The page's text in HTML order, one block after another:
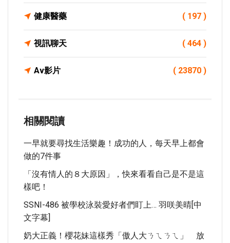
健康醫藥 ( 197 )
視訊聊天 ( 464 )
Av影片 ( 23870 )
相關閱讀
一早就要尋找生活樂趣！成功的人，每天早上都會
做的7件事
「沒有情人的８大原因」，快來看看自己是不是這
樣吧！
SSNI-486 被學校泳裝愛好者們盯上… 羽咲美晴[中
文字幕]
奶大正義！櫻花妹這樣秀「傲人大ㄋㄟㄋㄟ」 放